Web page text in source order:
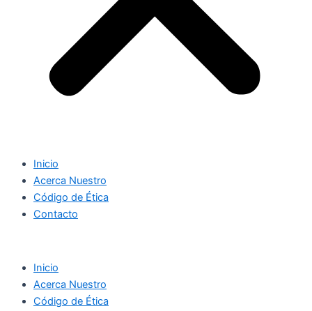
Inicio
Acerca Nuestro
Código de Ética
Contacto
Inicio
Acerca Nuestro
Código de Ética